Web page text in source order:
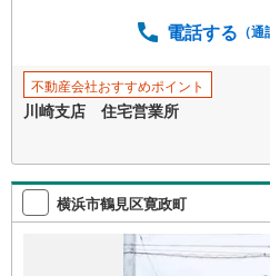
る
電話する （
不動産会社おすすめポイント
川崎支店 住宅営業所
横浜市鶴見区寛政町